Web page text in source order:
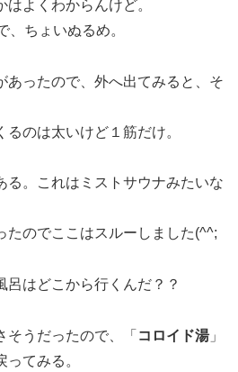
よくわからんけど。
、ちょいぬるめ。
あったので、外へ出てみると、そ
のは太いけど１筋だけ。
る。これはミストサウナみたいな
たのでここはスルーしました(^^;
はどこから行くんだ？？
うだったので、「 コロイド湯」
てみる。